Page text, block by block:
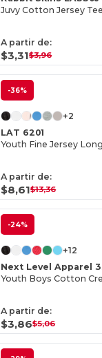
Juvy Cotton Jersey Tee
A partir de:
$3,31$3,96
-36%
+2
LAT 6201
Youth Fine Jersey
A partir de:
$8,61$13,36
-24%
+12
Next Level Apparel
Youth Boys Cotton
A partir de:
$3,86$5,06